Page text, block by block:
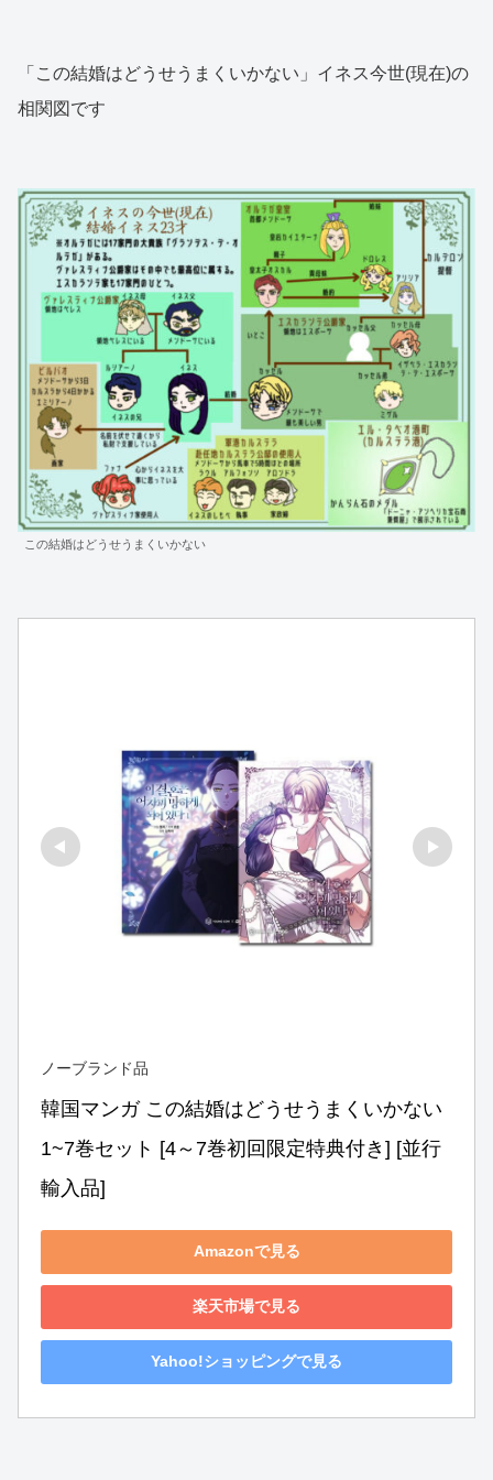
「この結婚はどうせうまくいかない」イネス今世(現在)の
相関図です
この結婚はどうせうまくいかない
ノーブランド品
韓国マンガ この結婚はどうせうまくいかない
1~7巻セット [4～7巻初回限定特典付き] [並行
輸入品]
Amazonで見る
楽天市場で見る
Yahoo!ショッピングで見る